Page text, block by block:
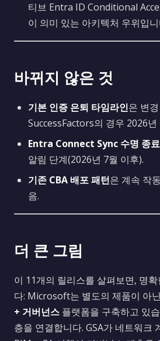
티브 Entra ID Conditional
이 의미 있는 아키텍처 우위입니
바뀌지 않은 것
기본 인증 은퇴 타임라인은 변
SuccessFactors의 경우 2026년
Entra Connect Sync 수명 종
알림 단계(2026년 7월 이후).
기존 CBA 배포 패턴은 계속 작
음.
더 큰 그림
이 11개의 릴리스를 살펴보면, 명
다: Microsoft는 별도의 제품이 아닌
+ 거버넌스 플랫폼을 구축하고 있
층을 연결합니다. GSA가 네트워크